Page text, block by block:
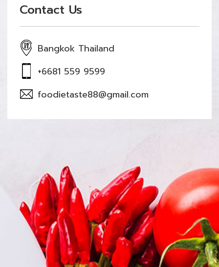
Contact Us
Bangkok Thailand
+6681 559 9599
foodietaste88@gmail.com